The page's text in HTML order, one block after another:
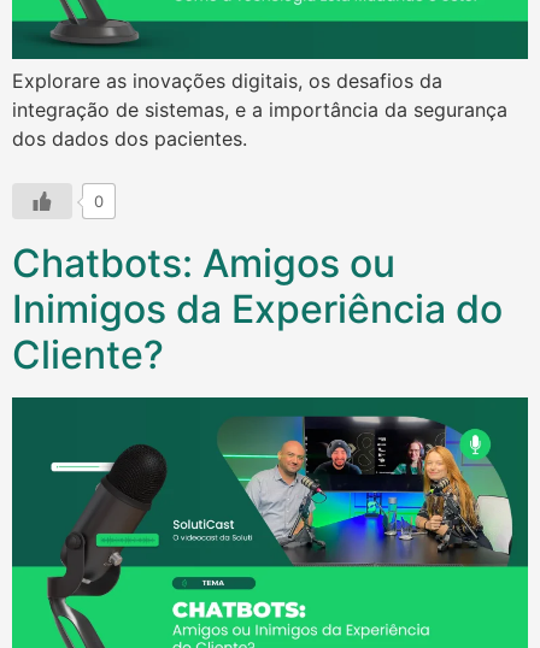
Explorare as inovações digitais, os desafios da
integração de sistemas, e a importância da segurança
dos dados dos pacientes.
0
Chatbots: Amigos ou
Inimigos da Experiência do
Cliente?